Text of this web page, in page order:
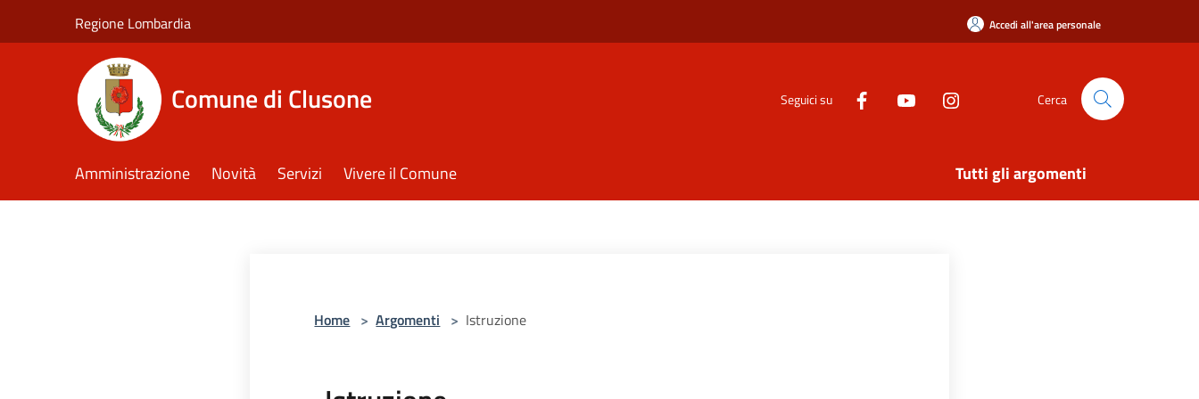
Regione Lombardia Accedi all'area personale
Comune di Clusone Seguici su Cerca
Amministrazione Novità Servizi Vivere il Comune Tutti gli argomenti
Home > Argomenti > Istruzione